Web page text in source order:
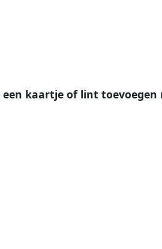
een kaartje of lint